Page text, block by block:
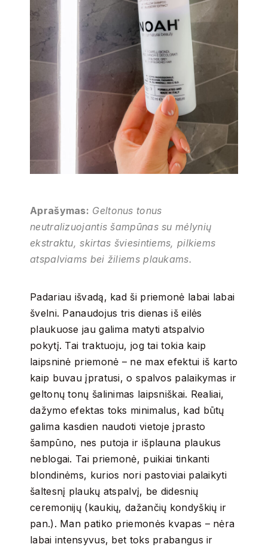
Aprašymas: Geltonus tonus
neutralizuojantis šampūnas su mėlynių
ekstraktu, skirtas šviesintiems, pilkiems
atspalviams bei žiliems plaukams.
Padariau išvadą, kad ši priemonė labai labai
švelni. Panaudojus tris dienas iš eilės
plaukuose jau galima matyti atspalvio
pokytį. Tai traktuoju, jog tai tokia kaip
laipsninė priemonė – ne max efektui iš karto
kaip buvau įpratusi, o spalvos palaikymas ir
geltonų tonų šalinimas laipsniškai. Realiai,
dažymo efektas toks minimalus, kad būtų
galima kasdien naudoti vietoje įprasto
šampūno, nes putoja ir išplauna plaukus
neblogai. Tai priemonė, puikiai tinkanti
blondinėms, kurios nori pastoviai palaikyti
šaltesnį plaukų atspalvį, be didesnių
ceremonijų (kaukių, dažančių kondyškių ir
pan.). Man patiko priemonės kvapas – nėra
labai intensyvus, bet toks prabangus ir